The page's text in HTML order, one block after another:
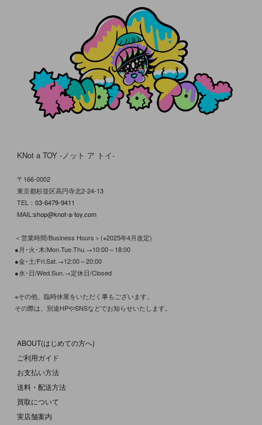
KNot a TOY -ノット ア トイ-
〒166-0002
東京都杉並区高円寺北2-24-13
TEL： 03-6479-9411
MAIL:shop@knot-a-toy.com
＜営業時間/Business Hours＞(※2025年4月改定)
●月･火･木/Mon.Tue.Thu.→10:00～18:00
●金･土/Fri.Sat.→12:00～20:00
●水･日/Wed.Sun.→定休日/Closed
※その他、臨時休業をいただく事もございます。
その際は、別途HPやSNSなどでお知らせいたします。
ABOUT(はじめての方へ)
ご利用ガイド
お支払い方法
送料・配送方法
買取について
実店舗案内